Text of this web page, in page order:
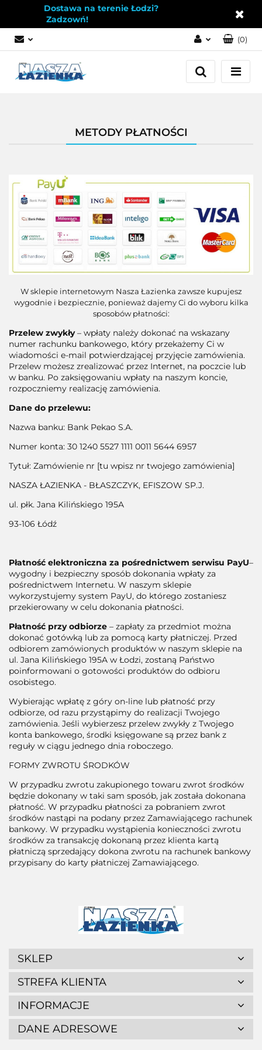
Dostawa na terenie Łodzi?
Zadzowń!
Zaloguj się
Załóż konto
(0)
METODY PŁATNOŚCI
W sklepie internetowym Nasza Łazienka zawsze kupujesz
wygodnie i bezpiecznie, ponieważ dajemy Ci do wyboru kilka
sposobów płatności:
Przelew zwykły– wpłaty należy dokonać na wskazany
numer rachunku bankowego, który przekażemy Ci w
wiadomości e-mail potwierdzającej przyjęcie zamówienia.
Przelew możesz zrealizować przez Internet, na poczcie lub
w banku. Po zaksięgowaniu wpłaty na naszym koncie,
rozpoczniemy realizację zamówienia.
Dane do przelewu:
Nazwa banku: Bank Pekao S.A.
Numer konta: 30 1240 5527 1111 0011 5644 6957
Tytuł: Zamówienie nr [tu wpisz nr twojego zamówienia]
NASZA ŁAZIENKA - BŁASZCZYK, EFISZOW SP.J.
ul. płk. Jana Kilińskiego 195A
93-106 Łódź
Płatność elektroniczna za pośrednictwem serwisu PayU–
wygodny i bezpieczny sposób dokonania wpłaty za
pośrednictwem Internetu. W naszym sklepie
wykorzystujemy system PayU, do którego zostaniesz
przekierowany w celu dokonania płatności.
Płatność przy odbiorze – zapłaty za przedmiot można
dokonać gotówką lub za pomocą karty płatniczej. Przed
odbiorem zamówionych produktów w naszym sklepie na
ul. Jana Kilińskiego 195A w Łodzi, zostaną Państwo
poinformowani o gotowości produktów do odbioru
osobistego.
Wybierając wpłatę z góry on-line lub płatność przy
odbiorze, od razu przystąpimy do realizacji Twojego
zamówienia. Jeśli wybierzesz przelew zwykły z Twojego
konta bankowego, środki księgowane są przez bank z
reguły w ciągu jednego dnia roboczego.
FORMY ZWROTU ŚRODKÓW
W przypadku zwrotu zakupionego towaru zwrot środków
będzie dokonany w taki sam sposób, jak została dokonana
płatność. W przypadku płatności za pobraniem zwrot
środków nastąpi na podany przez Zamawiającego rachunek
bankowy. W przypadku wystąpienia konieczności zwrotu
środków za transakcję dokonaną przez klienta kartą
płatniczą sprzedający dokona zwrotu na rachunek bankowy
przypisany do karty płatniczej Zamawiającego.
SKLEP
STREFA KLIENTA
INFORMACJE
DANE ADRESOWE